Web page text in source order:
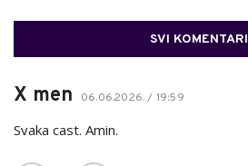
SVI KOMENTARI
X men 06.06.2026. / 19:59
Svaka cast. Amin.